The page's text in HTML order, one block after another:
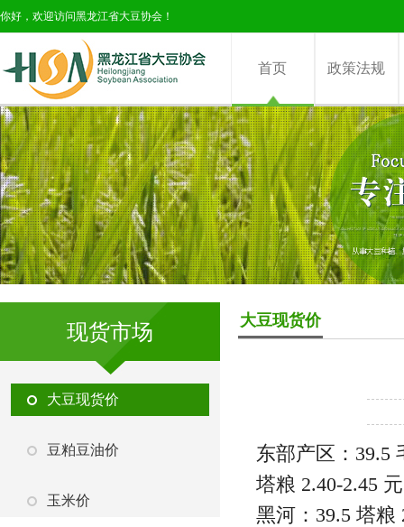
你好，欢迎访问黑龙江省大豆协会！
首页 政策法规
现货市场
大豆现货价
豆粕豆油价
玉米价
大豆现货价
东部产区：39.5
塔粮 2.40-2.45
黑河：39.5 塔粮